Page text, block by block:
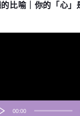
比喻｜你的「心」
00:00